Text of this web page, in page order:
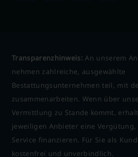
Transparenzhinweis: An unserem
nehmen zahlreiche, ausgewählte
Bestattungsunternehmen teil, mit
zusammenarbeiten. Wenn über
Vermittlung zu Stande kommt,
jeweiligen Anbieter eine
Service finanzieren. Für Sie als
kostenfrei und unverbindlich.